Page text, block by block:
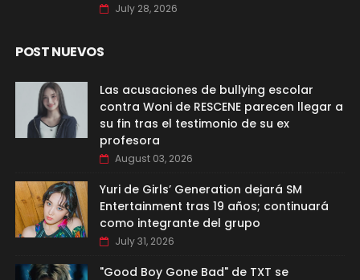
July 28, 2026
POST NUEVOS
Las acusaciones de bullying escolar
contra Woni de RESCENE parecen llegar a
su fin tras el testimonio de su ex
profesora
August 03, 2026
Yuri de Girls’ Generation dejará SM
Entertainment tras 19 años; continuará
como integrante del grupo
July 31, 2026
"Good Boy Gone Bad" de TXT se